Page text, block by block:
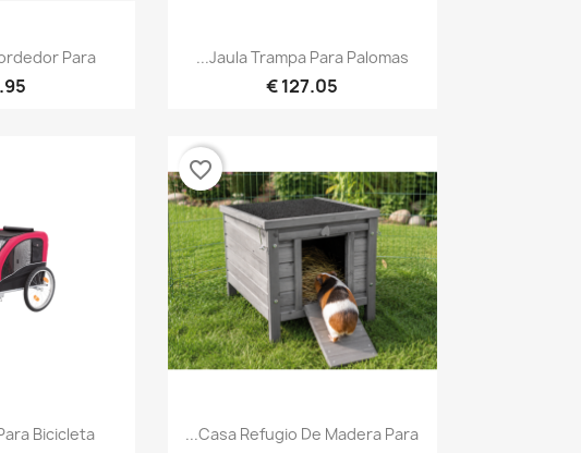
نظرة سريعة
Jaula Trampa Para Palomas...
127.05 €
Para...
€
نظرة سريعة
Casa Refugio De Madera Para...
favorite_border

Bicicleta...